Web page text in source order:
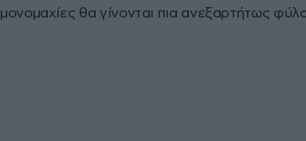
μονομαχίες θα γίνονται πια ανεξαρτήτως